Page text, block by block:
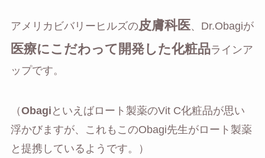
アメリカビバリーヒルズの皮膚科医、Dr.Obagiが
医療にこだわって開発した化粧品ラインア
ップです。
（Obagi といえばロート製薬のVit C化粧品が思い
浮かびますが、これもこのObagi先生がロート製薬
と提携しているようです。）